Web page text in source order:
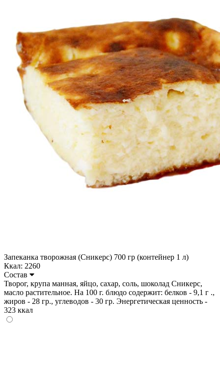
Запеканка творожная (Сникерс) 700 гр (контейнер 1 л)
Ккал: 2260
Состав
Творог, крупа манная, яйцо, сахар, соль, шоколад Сникерс,
масло растительное. На 100 г. блюдо содержит: белков - 9,1 г .,
жиров - 28 гр., углеводов - 30 гр. Энергетическая ценность -
323 ккал